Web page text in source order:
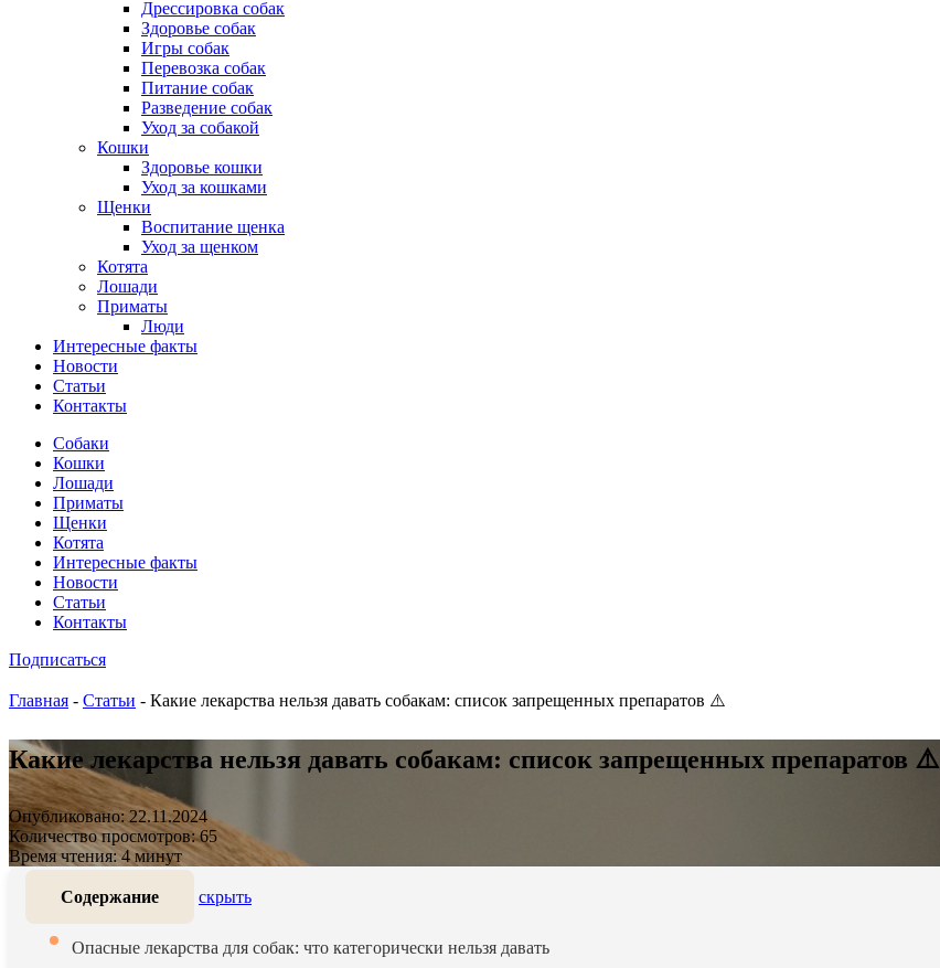
Дрессировка собак
Здоровье собак
Игры собак
Перевозка собак
Питание собак
Разведение собак
Уход за собакой
Кошки
Здоровье кошки
Уход за кошками
Щенки
Воспитание щенка
Уход за щенком
Котята
Лошади
Приматы
Люди
Интересные факты
Новости
Статьи
Контакты
Собаки
Кошки
Лошади
Приматы
Щенки
Котята
Интересные факты
Новости
Статьи
Контакты
Подписаться
Главная - Статьи - Какие лекарства нельзя давать собакам: список запрещенных препаратов ⚠️
Какие лекарства нельзя давать собакам: список запрещенных препаратов ⚠️
Опубликовано: 22.11.2024
Количество просмотров: 65
Время чтения: 4 минут
Содержание скрыть
Опасные лекарства для собак: что категорически нельзя давать